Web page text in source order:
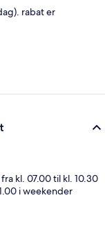
rabat er
kl. 07.00 til kl. 10.30
i weekender